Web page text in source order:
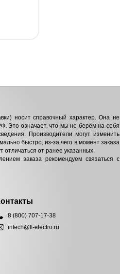
носит справочный характер. Она не
Это означает, что мы не берём на себя
Производители могут изменить
быстро, из-за чего в момент заказа
отличаться от ранее указанных.
заказа рекомендуем связаться с
8 (800) 707-17-38
intech@lt-electro.ru